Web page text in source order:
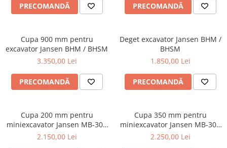
Remorci agricole
Remorci Tehnologice
Transpaleti si stivuitoare
Trolii forestiere
Prelucrarea solului
Accesorii utilaje
Colectoare de piatra
Grape
PRECOMANDĂ PRECOMANDĂ
Cupa 900 mm pentru
excavator Jansen BHM / BHSM
3.350,00 Lei
PRECOMANDĂ
Deget excavator Jansen BHM /
BHSM
1.850,00 Lei
PRECOMANDĂ
Cupa 200 mm pentru
miniexcavator Jansen MB-300
/ MB-360
2.150,00 Lei
Cupa 350 mm pentru
miniexcavator Jansen MB-300
/ MB-360
2.250,00 Lei